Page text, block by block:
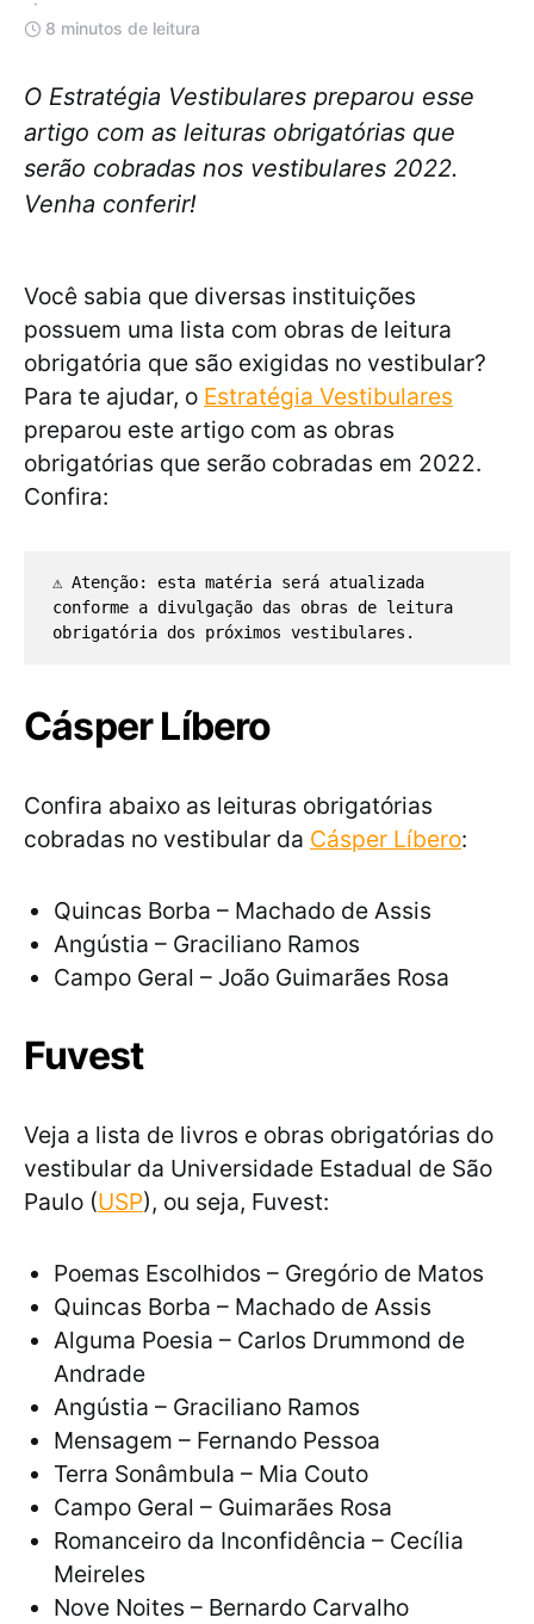
8 minutos de leitura
O Estratégia Vestibulares preparou esse
artigo com as leituras obrigatórias que
serão cobradas nos vestibulares 2022.
Venha conferir!
Você sabia que diversas instituições
possuem uma lista com obras de leitura
obrigatória que são exigidas no vestibular?
Para te ajudar, o Estratégia Vestibulares
preparou este artigo com as obras
obrigatórias que serão cobradas em 2022.
Confira:
⚠️ Atenção: esta matéria será atualizada
conforme a divulgação das obras de leitura
obrigatória dos próximos vestibulares.
Cásper Líbero
Confira abaixo as leituras obrigatórias
cobradas no vestibular da Cásper Líbero:
Quincas Borba – Machado de Assis
Angústia – Graciliano Ramos
Campo Geral – João Guimarães Rosa
Fuvest
Veja a lista de livros e obras obrigatórias do
vestibular da Universidade Estadual de São
Paulo (USP), ou seja, Fuvest:
Poemas Escolhidos – Gregório de Matos
Quincas Borba – Machado de Assis
Alguma Poesia – Carlos Drummond de
Andrade
Angústia – Graciliano Ramos
Mensagem – Fernando Pessoa
Terra Sonâmbula – Mia Couto
Campo Geral – Guimarães Rosa
Romanceiro da Inconfidência – Cecília
Meireles
Nove Noites – Bernardo Carvalho